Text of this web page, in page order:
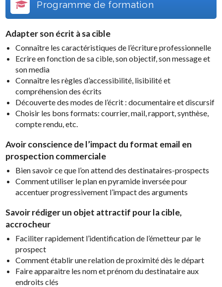
Programme de formation
Adapter son écrit à sa cible
Connaître les caractéristiques de l’écriture professionnelle
Ecrire en fonction de sa cible, son objectif, son message et
son media
Connaître les règles d’accessibilité, lisibilité et
compréhension des écrits
Découverte des modes de l’écrit : documentaire et discursif
Choisir les bons formats: courrier, mail, rapport, synthèse,
compte rendu, etc.
Avoir conscience de l’impact du format email en
prospection commerciale
Bien savoir ce que l’on attend des destinataires-prospects
Comment utiliser le plan en pyramide inversée pour
accentuer progressivement l’impact des arguments
Savoir rédiger un objet attractif pour la cible,
accrocheur
Faciliter rapidement l’identification de l’émetteur par le
prospect
Comment établir une relation de proximité dès le départ
Faire apparaitre les nom et prénom du destinataire aux
endroits clés